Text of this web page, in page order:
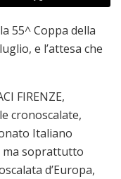
55^ Coppa della
e l’attesa che
FIRENZE,
cronoscalate,
Italiano
ma soprattutto
d’Europa,